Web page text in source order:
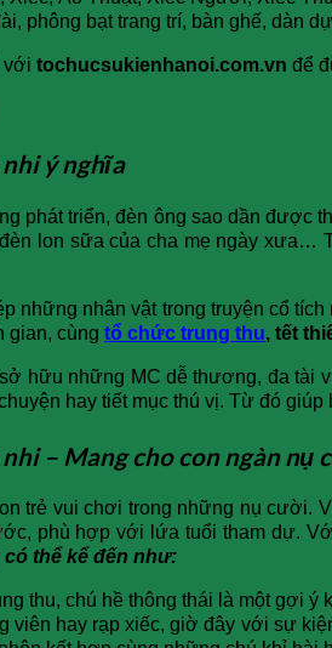
phông bạt trang trí, bàn ghế, dàn
với tochucsukienhanoi.com.vn để
ý nghĩa
phát triển, đèn ông sao dần
lon sữa của cha mẹ ngày xưa…
những nhân vật trong truyện cổ
gian, cùng tổ chức trung thu, tết
hữu những MC dễ thương, đa tài
hay tiết mục thú vị. Từ đó
– Mang cho con ngàn nụ
trẻ vui chơi trong những nụ
phù hợp với lứa tuổi tham dự.
thể kể đến như:
thu, chú hề thông thái là một gợi
viên hay rạp xiếc, giờ đây với sự